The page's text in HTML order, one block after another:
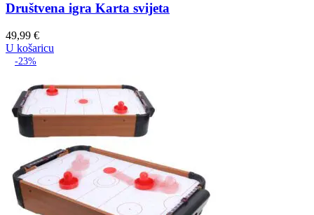
Društvena igra Karta svijeta
49,99 €
U košaricu
-23%